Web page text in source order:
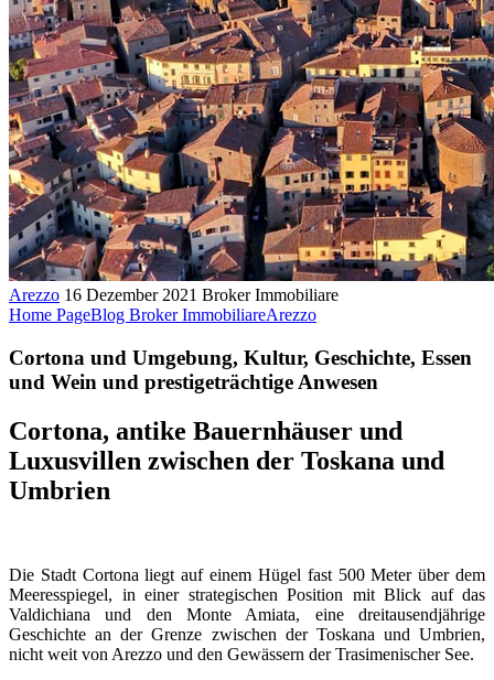
Arezzo 16 Dezember 2021 Broker Immobiliare
Home PageBlog Broker ImmobiliareArezzo
Cortona und Umgebung, Kultur, Geschichte, Essen
und Wein und prestigeträchtige Anwesen
Cortona, antike Bauernhäuser und
Luxusvillen zwischen der Toskana und
Umbrien
Die Stadt Cortona liegt auf einem Hügel fast 500 Meter über dem
Meeresspiegel, in einer strategischen Position mit Blick auf das
Valdichiana und den Monte Amiata, eine dreitausendjährige
Geschichte an der Grenze zwischen der Toskana und Umbrien,
nicht weit von Arezzo und den Gewässern der Trasimenischer See.